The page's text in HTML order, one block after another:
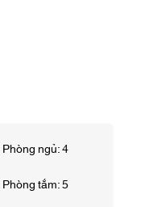
Phòng ngủ:4
Phòng tắm:5